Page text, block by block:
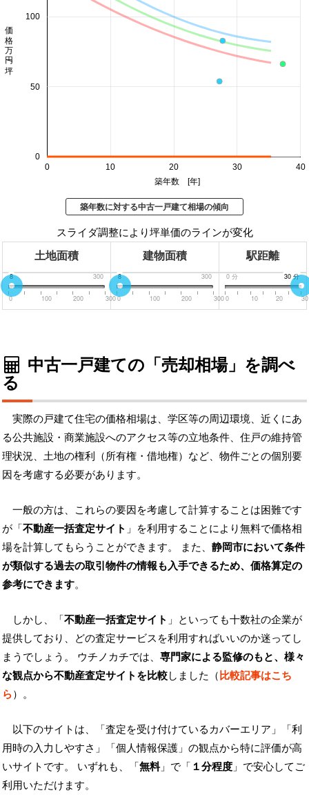
0 10 20 30 40
0
50
100
築年数 [年]
価格 万円/坪
築年数に対する中古一戸建て相場の傾向
スライダ調整により坪単価のラインが変化
土地面積 建物面積 駅距離
0 300
8
0 100 200 300
0 300
8
0 100 200 300
0 分 30 分
30 分
0 10 20 30
中古一戸建ての「売却相場」を調べ
る
実際の戸建て住宅の価格相場は、学区等の周辺環境、近くにあ
る公共施設・商業施設へのアクセス等の立地条件、住戸の維持管
理状況、土地の権利（所有権・借地権）など、物件ごとの個別要
因を考慮する必要があります。
一般の方は、これらの要因を考慮して計算することは困難です
が「不動産一括査定サイト 」を利用することにより無料で価格相
場を計算してもらうことができます。 また、 静岡市において条件
が類似する過去の取引物件の情報も入手できるため、価格算定の
参考にできます。
しかし、「不動産一括査定サイト 」といっても十数社の企業が
提供しており、どの査定サービスを利用すればいいのか迷ってし
まうでしょう。 ウチノカチでは、 専門家による監修のもと、様々
な観点から不動産査定サイトを比較しました（比較記事はこち
ら）。
以下のサイトは、「査定を受け付けているカバーエリア」「利
用時の入力しやすさ」「個人情報保護」の観点から特に評価が高
いサイトです。 いずれも、「無料」で「 １分程度 」で安心してご
利用いただけます。